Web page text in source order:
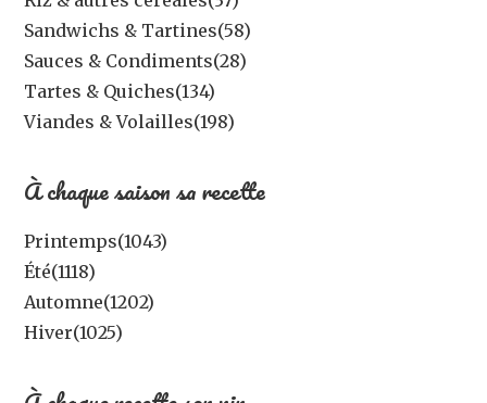
Sandwichs & Tartines(58)
Sauces & Condiments(28)
Tartes & Quiches(134)
Viandes & Volailles(198)
À chaque saison sa recette
Printemps(1043)
Été(1118)
Automne(1202)
Hiver(1025)